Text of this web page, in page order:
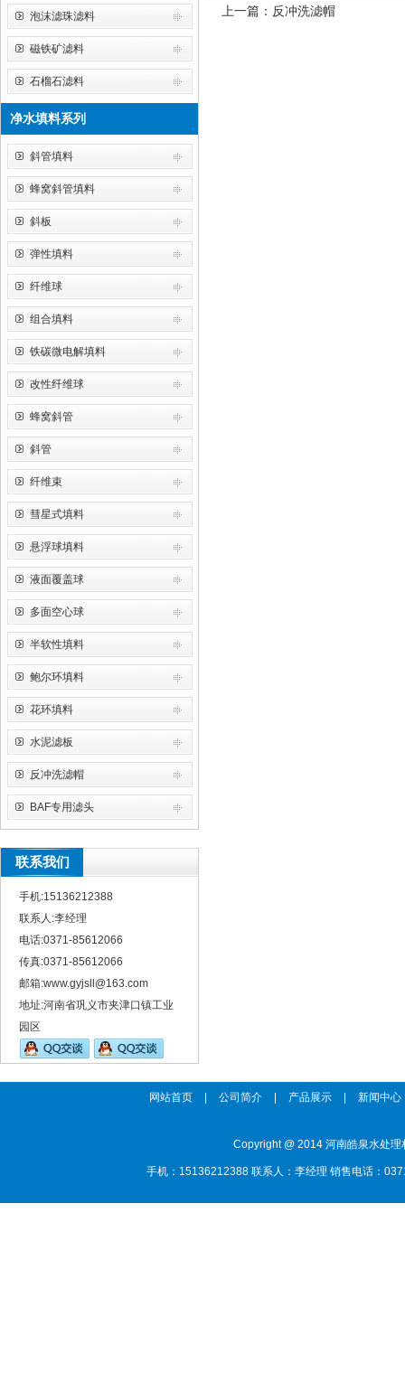
泡沫滤珠滤料
磁铁矿滤料
石榴石滤料
净水填料系列
斜管填料
蜂窝斜管填料
斜板
弹性填料
纤维球
组合填料
铁碳微电解填料
改性纤维球
蜂窝斜管
斜管
纤维束
彗星式填料
悬浮球填料
液面覆盖球
多面空心球
半软性填料
鲍尔环填料
花环填料
水泥滤板
反冲洗滤帽
BAF专用滤头
联系我们
手机:15136212388
联系人:李经理
电话:0371-85612066
传真:0371-85612066
邮箱:www.gyjsll@163.com
地址:河南省巩义市夹津口镇工业
园区
上一篇： 反冲洗滤帽
网站首页 公司简介 产品展示 新闻中心
Copyright @ 2014 河南皓泉水处
手机：15136212388 联系人：李经理 销售电话：